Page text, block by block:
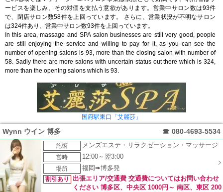
ービスを楽しみ、その対価を支払う意欲があります。営業中サロン数は93件
で、閉店サロン数58件を上回っています。 さらに、営業状況が不明なサロン
は324件あり、営業中サロン数93件を上回っています。
In this area, massage and SPA salon businesses are still very good, people
are still enjoying the service and willing to pay for it, as you can see the
number of opening salons is 93, more than the closing salon with number of
58. Sadly there are more salons with uncertain status out there which is 324,
more than the opening salons which is 93.
国府駅東口「艾麗莎」
Wynn ウイン 博多 ☎ 080-4693-5534
施術
メンズエステ・リラクゼーション・マッサージ
営時
12:00～翌3:00
場所
福岡➠博多発
割引あり
出張エリア/交通費 交通費についてはお問い合わせ
ください 博多区、中央区 1000円～ 南区、東区 200